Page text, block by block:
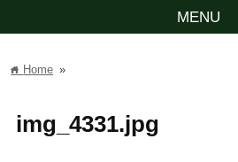
MENU
home Home »
img_4331.jpg